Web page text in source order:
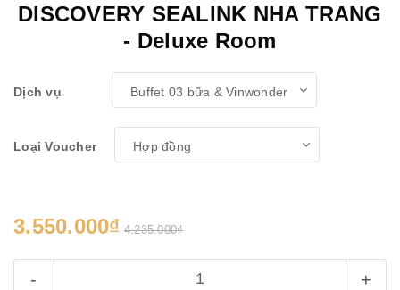
DISCOVERY SEALINK NHA TRANG
- Deluxe Room
Dịch vụ
Loại Voucher
3.550.000₫ 4.235.000₫
- +